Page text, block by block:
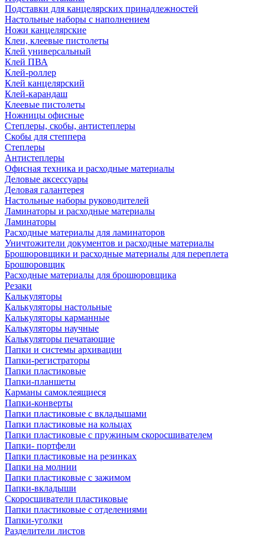
Подставки для канцелярских принадлежностей
Настольные наборы с наполнением
Ножи канцелярские
Клеи, клеевые пистолеты
Клей универсальный
Клей ПВА
Клей-роллер
Клей канцелярский
Клей-карандаш
Клеевые пистолеты
Ножницы офисные
Степлеры, скобы, антистеплеры
Скобы для степпера
Степлеры
Антистеплеры
Офисная техника и расходные материалы
Деловые аксессуары
Деловая галантерея
Настольные наборы руководителей
Ламинаторы и расходные материалы
Ламинаторы
Расходные материалы для ламинаторов
Уничтожители документов и расходные материалы
Брошюровщики и расходные материалы для переплета
Брошюровщик
Расходные материалы для брошюровщика
Резаки
Калькуляторы
Калькуляторы настольные
Калькуляторы карманные
Калькуляторы научные
Калькуляторы печатающие
Папки и системы архивации
Папки-регистраторы
Папки пластиковые
Папки-планшеты
Карманы самоклеящиеся
Папки-конверты
Папки пластиковые с вкладышами
Папки пластиковые на кольцах
Папки пластиковые с пружиным скоросшивателем
Папки- портфели
Папки пластиковые на резинках
Папки на молнии
Папки пластиковые с зажимом
Папки-вкладыши
Скоросшиватели пластиковые
Папки пластиковые с отделениями
Папки-уголки
Разделители листов